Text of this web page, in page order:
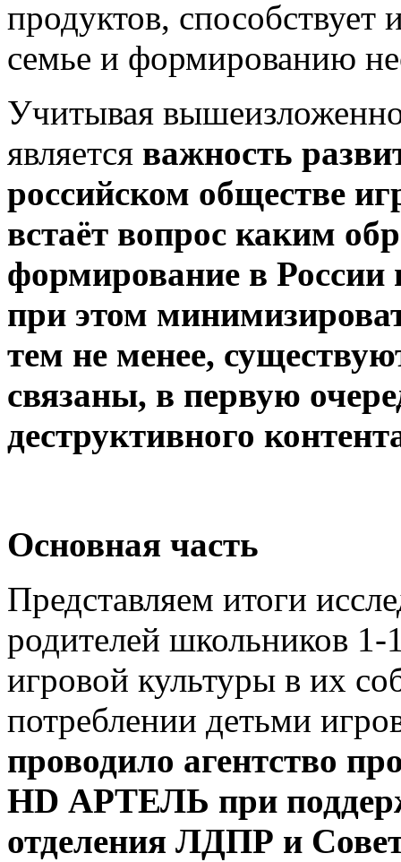
продуктов,
семье и формированию
Учитывая
является важность
российском обществе
встаёт вопрос каким
формирование в
при этом
тем не менее,
связаны, в первую
деструктивного
Основная часть
Представляем итоги
родителей школьников 1-
игровой культуры в их
потреблении детьми
проводило агентство
HD АРТЕЛЬ при
отделения ЛДПР и